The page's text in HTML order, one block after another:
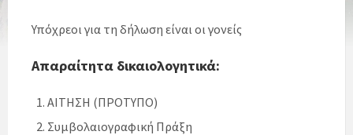
Υπόχρεοι για τη δήλωση είναι οι γονείς
Απαραίτητα δικαιολογητικά:
ΑΙΤΗΣΗ (ΠΡΟΤΥΠΟ)
Συμβολαιογραφική Πράξη